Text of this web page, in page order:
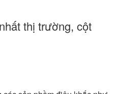
thị trường, cột